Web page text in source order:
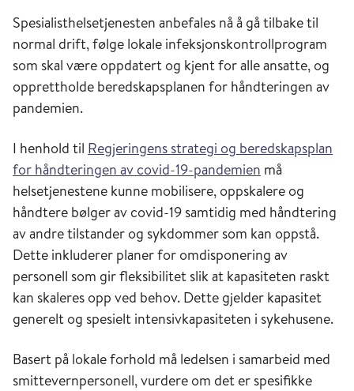
Spesialisthelsetjenesten anbefales nå å gå tilbake til
normal drift, følge lokale infeksjonskontrollprogram
som skal være oppdatert og kjent for alle ansatte, og
opprettholde beredskapsplanen for håndteringen av
pandemien.
I henhold til Regjeringens strategi og beredskapsplan
for håndteringen av covid-19-pandemien må
helsetjenestene kunne mobilisere, oppskalere og
håndtere bølger av covid-19 samtidig med håndtering
av andre tilstander og sykdommer som kan oppstå.
Dette inkluderer planer for omdisponering av
personell som gir fleksibilitet slik at kapasiteten raskt
kan skaleres opp ved behov. Dette gjelder kapasitet
generelt og spesielt intensivkapasiteten i sykehusene.
Basert på lokale forhold må ledelsen i samarbeid med
smittevernpersonell, vurdere om det er spesifikke